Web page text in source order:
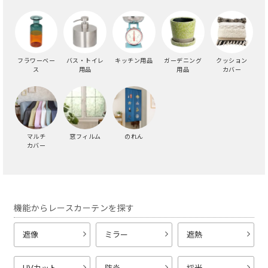
フラワーベー
ス
バス・トイレ
用品
キッチン用品
ガーデニング
用品
クッション
カバー
マルチ
カバー
窓フィルム のれん
機能からレースカーテンを探す
遮像 ミラー 遮熱